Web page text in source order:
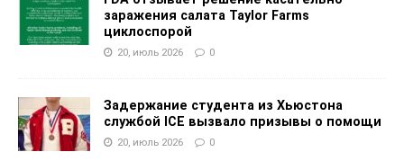
заражения салата Taylor Farms
циклоспорой
20, июль 2026 0
Задержание студента из Хьюстона
службой ICE вызвало призывы о помощи
20, июль 2026 0